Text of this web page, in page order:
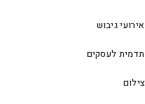
גיבוש
תדמית לעסקים